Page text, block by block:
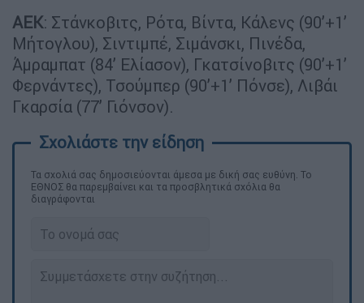
ΑΕΚ: Στάνκοβιτς, Ρότα, Βίντα, Κάλενς (90’+1’
Μήτογλου), Σιντιμπέ, Σιμάνσκι, Πινέδα,
Άμραμπατ (84’ Ελίασον), Γκατσίνοβιτς (90’+1’
Φερνάντες), Τσούμπερ (90’+1’ Πόνσε), Λιβάι
Γκαρσία (77’ Γιόνσον).
Τα σχολιά σας δημοσιεύονται άμεσα με δική σας ευθύνη. Το
ΕΘΝΟΣ θα παρεμβαίνει και τα προσβλητικά σχόλια θα
διαγράφονται